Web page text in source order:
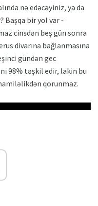
nə edəcəyiniz, ya da
Başqa bir yol var -
cinsdən beş gün sonra
divarına bağlanmasına
gündən gec
98% təşkil edir, lakin bu
qorunmaz.